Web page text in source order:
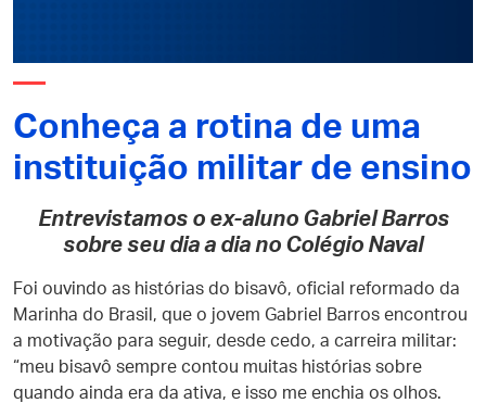
Conheça a rotina de uma
instituição militar de ensino
Entrevistamos o ex-aluno Gabriel Barros
sobre seu dia a dia no Colégio Naval
Foi ouvindo as histórias do bisavô, oficial reformado da
Marinha do Brasil, que o jovem Gabriel Barros encontrou
a motivação para seguir, desde cedo, a carreira militar:
“meu bisavô sempre contou muitas histórias sobre
quando ainda era da ativa, e isso me enchia os olhos.